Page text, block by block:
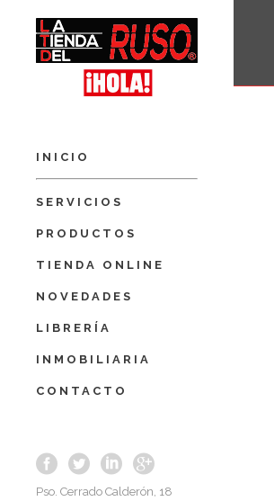
INICIO
SERVICIOS
PRODUCTOS
TIENDA ONLINE
NOVEDADES
LIBRERÍA
INMOBILIARIA
CONTACTO
Pso. Cerrado Calderón, 18